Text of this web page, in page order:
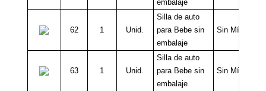
embalaje
62 1 Unid.
Silla de auto
para Bebe sin
embalaje
Sin Mínimo
63 1 Unid.
Silla de auto
para Bebe sin
embalaje
Sin Mínimo